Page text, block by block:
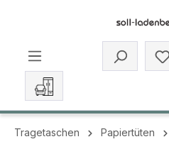
Tragetaschen Papiertüten